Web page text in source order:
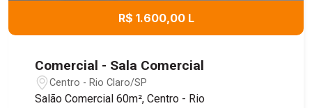
R$ 1.600,00 L
Comercial - Sala Comercial
Centro - Rio Claro/SP
Salão Comercial 60m², Centro - Rio